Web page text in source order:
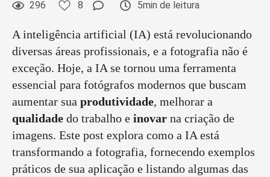
296 8 5min de leitura
A inteligência artificial (IA) está revolucionando
diversas áreas profissionais, e a fotografia não é
exceção. Hoje, a IA se tornou uma ferramenta
essencial para fotógrafos modernos que buscam
aumentar sua produtividade, melhorar a
qualidade do trabalho e inovar na criação de
imagens. Este post explora como a IA está
transformando a fotografia, fornecendo exemplos
práticos de sua aplicação e listando algumas das